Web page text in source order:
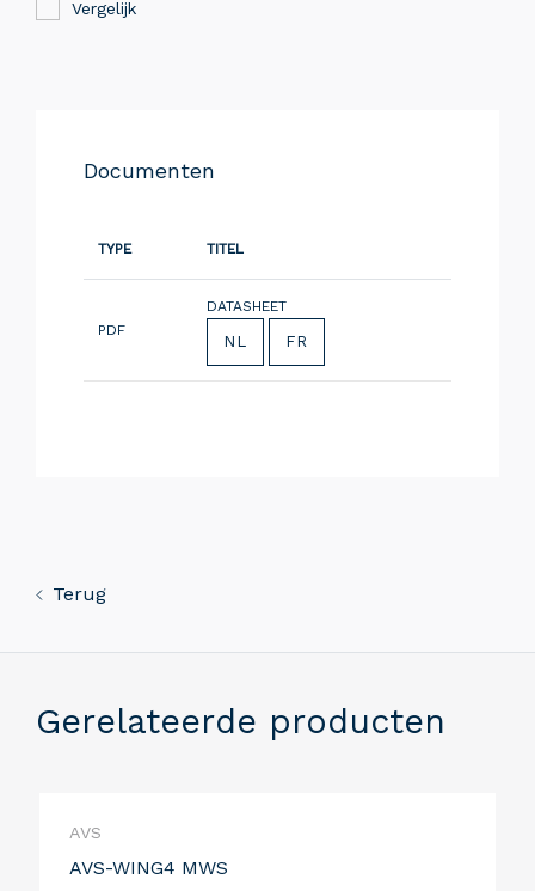
Vergelijk
Documenten
TYPE TITEL
PDF
DATASHEET
NL FR
Terug
Gerelateerde producten
AVS
AVS-WING4 MWS